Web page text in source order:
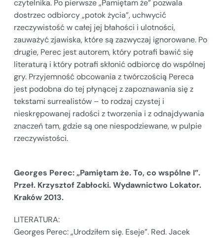
czytelnika. Po pierwsze „Pamiętam że” pozwala
dostrzec odbiorcy „potok życia”, uchwycić
rzeczywistość w całej jej błahości i ulotności,
zauważyć zjawiska, które są zazwyczaj ignorowane. Po
drugie, Perec jest autorem, który potrafi bawić się
literaturą i który potrafi skłonić odbiorcę do wspólnej
gry. Przyjemność obcowania z twórczością Pereca
jest podobna do tej płynącej z zapoznawania się z
tekstami surrealistów – to rodzaj czystej i
nieskrępowanej radości z tworzenia i z odnajdywania
znaczeń tam, gdzie są one niespodziewane, w pulpie
rzeczywistości.
Georges Perec: „Pamiętam że. To, co wspólne I”.
Przeł. Krzysztof Zabłocki. Wydawnictwo Lokator.
Kraków 2013.
LITERATURA:
Georges Perec: „Urodziłem się. Eseje”. Red. Jacek